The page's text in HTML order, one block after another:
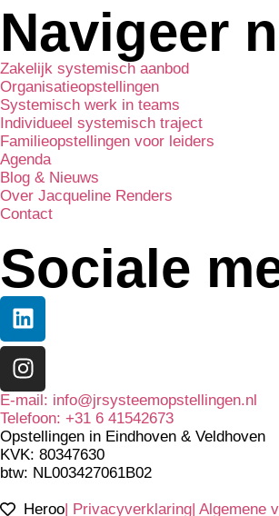
Navigeer
Zakelijk systemisch aanbod
Organisatieopstellingen
Systemisch werk in teams
Individueel systemisch traject
Familieopstellingen voor leiders
Agenda
Blog & Nieuws
Over Jacqueline Renders
Contact
Sociale
E-mail: info@jrsysteemopstellingen.nl
Telefoon: +31 6 41542673
Opstellingen in Eindhoven & Veldhoven
KVK: 80347630
btw: NL003427061B02
Heroo| Privacyverklaring| Algemene